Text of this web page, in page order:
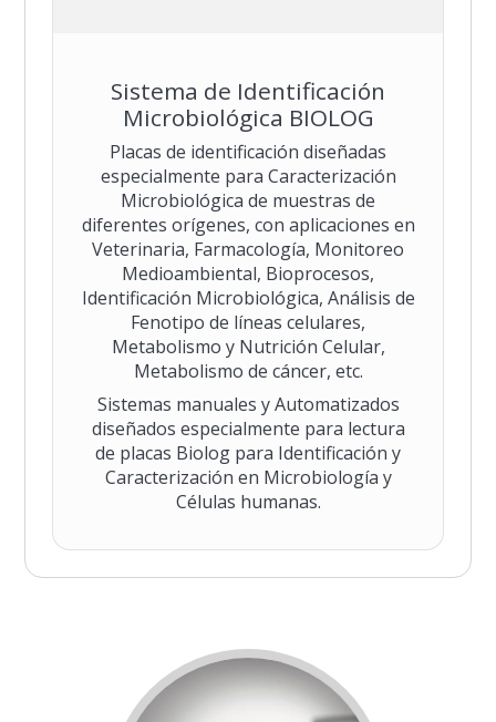
Sistema de Identificación
Microbiológica BIOLOG
Placas de identificación diseñadas
especialmente para Caracterización
Microbiológica de muestras de
diferentes orígenes, con aplicaciones en
Veterinaria, Farmacología, Monitoreo
Medioambiental, Bioprocesos,
Identificación Microbiológica, Análisis de
Fenotipo de líneas celulares,
Metabolismo y Nutrición Celular,
Metabolismo de cáncer, etc.
Sistemas manuales y Automatizados
diseñados especialmente para lectura
de placas Biolog para Identificación y
Caracterización en Microbiología y
Células humanas.